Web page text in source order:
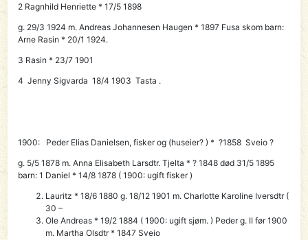
2 Ragnhild Henriette * 17/5 1898
g. 29/3 1924 m. Andreas Johannesen Haugen * 1897 Fusa skom barn:
Arne Rasin * 20/1 1924.
3 Rasin * 23/7 1901
4 Jenny Sigvarda 18/4 1903 Tasta .
1900: Peder Elias Danielsen, fisker og (huseier? ) * ?1858 Sveio ?
g. 5/5 1878 m. Anna Elisabeth Larsdtr. Tjelta * ? 1848 død 31/5 1895
barn: 1 Daniel * 14/8 1878 ( 1900: ugift fisker )
Lauritz * 18/6 1880 g. 18/12 1901 m. Charlotte Karoline Iversdtr (
30 –
Ole Andreas * 19/2 1884 ( 1900: ugift sjøm. ) Peder g. II før 1900
m. Martha Olsdtr * 1847 Sveio